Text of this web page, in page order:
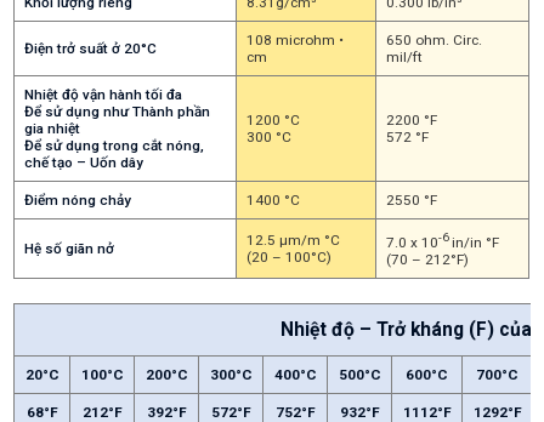
Điện trở suất ở 20°C
108 microhm •
cm
650 ohm. Circ.
mil/ft
Nhiệt độ vận hành tối đa
Để sử dụng như Thành phần
gia nhiệt
Để sử dụng trong cắt nóng,
chế tạo – Uốn dây
1200 °C
300 °C
2200 °F
572 °F
Điểm nóng chảy 1400 °C 2550 °F
Hệ số giãn nở
12.5 µm/m °C
(20 – 100°C)
7.0 x 10-6in/in °F
(70 – 212°F)
Nhiệt độ – Trở kháng (F) của
20°C 100°C 200°C 300°C 400°C 500°C 600°C 700°C
68°F 212°F 392°F 572°F 752°F 932°F 1112°F 1292°F